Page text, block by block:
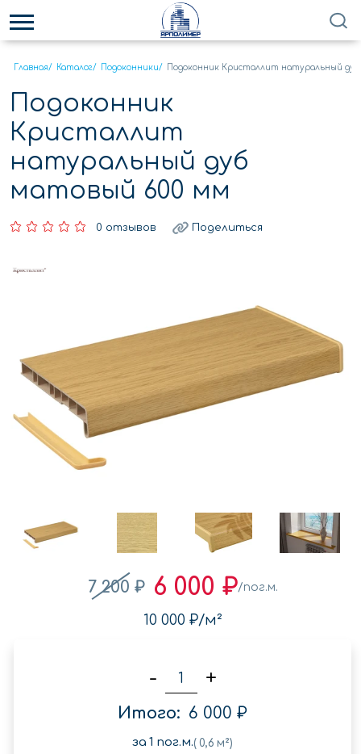
Главная/ Каталог/ Подоконники/ Подоконник Кристаллит натуральный
Подоконник
Кристаллит
натуральный дуб
матовый 600 мм
0 отзывов Поделиться
7 200 ₽ 6 000 ₽/пог.м.
10 000 ₽/м²
- +
Итого: 6 000 ₽
за 1 пог.м.( 0,6 м²)